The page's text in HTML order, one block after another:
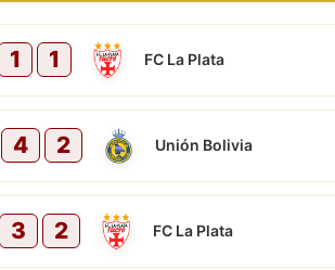
1 1 FC La Plata
4 2 Unión Bolivia
3 2 FC La Plata